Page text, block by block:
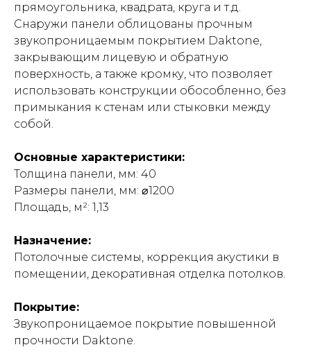
прямоугольника, квадрата, круга и т.д.
Снаружи панели облицованы прочным
звукопроницаемым покрытием Daktone,
закрывающим лицевую и обратную
поверхность, а также кромку, что позволяет
использовать конструкции обособленно, без
примыкания к стенам или стыковки между
собой.
Основные характеристики:
Толщина панели, мм: 40
Размеры панели, мм: ⌀1200
Площадь, м²: 1,13
Назначение:
Потолочные системы, коррекция акустики в
помещении, декоративная отделка потолков.
Покрытие:
Звукопроницаемое покрытие повышенной
прочности Daktone.